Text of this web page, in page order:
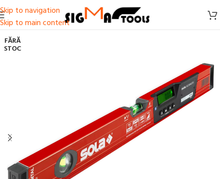
Skip to navigation
Skip to main content
FĂRĂ
STOC